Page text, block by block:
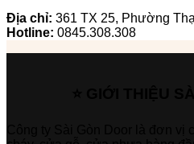
Địa chỉ: 361 TX 25, Phường
Hotline: 0845.308.308